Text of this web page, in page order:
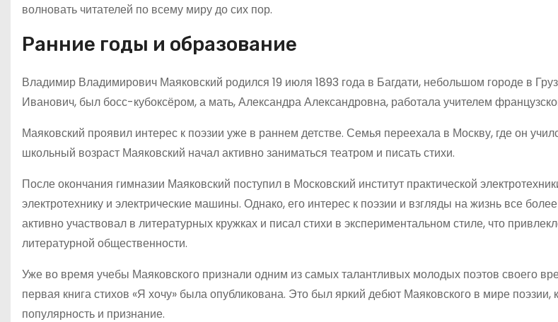
волновать читателей по всему миру до сих пор.
Ранние годы и образование
Владимир Владимирович Маяковский родился 19 июля 1893 года в Багдати, небольшом городе в
Иванович, был босс-кубоксёром, а мать, Александра Александровна, работала учителем
Маяковский проявил интерес к поэзии уже в раннем детстве. Семья переехала в Москву, где он
школьный возраст Маяковский начал активно заниматься театром и писать стихи.
После окончания гимназии Маяковский поступил в Московский институт практической
электротехнику и электрические машины. Однако, его интерес к поэзии и взгляды на жизнь все
активно участвовал в литературных кружках и писал стихи в экспериментальном стиле, что
литературной общественности.
Уже во время учебы Маяковского признали одним из самых талантливых молодых поэтов своего
первая книга стихов «Я хочу» была опубликована. Это был яркий дебют Маяковского в мире поэзии,
популярность и признание.